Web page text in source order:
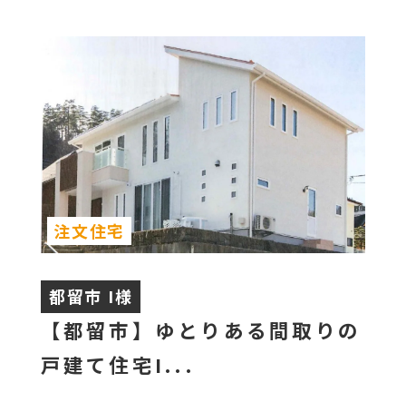
都留市 I様
【都留市】ゆとりある間取りの
戸建て住宅I...
注文住宅